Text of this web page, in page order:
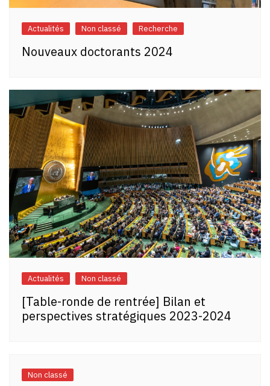
Actualités Non classé Recherche
Nouveaux doctorants 2024
Actualités Non classé
[Table-ronde de rentrée] Bilan et
perspectives stratégiques 2023-2024
Non classé